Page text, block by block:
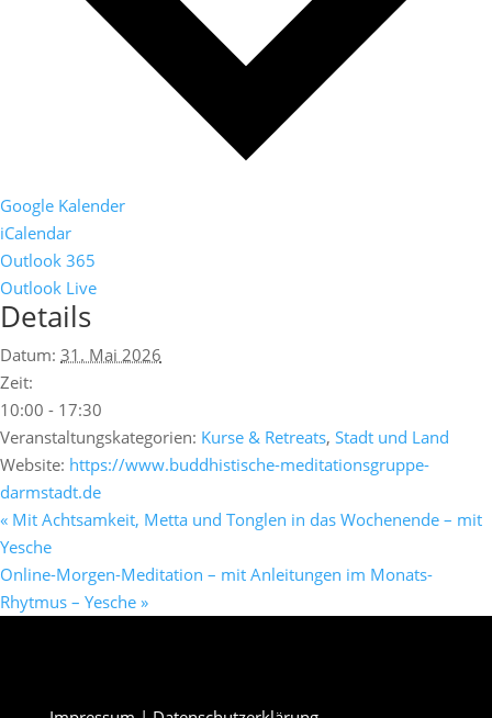
Google Kalender
iCalendar
Outlook 365
Outlook Live
Details
Datum: 31. Mai 2026
Zeit:
10:00 - 17:30
Veranstaltungskategorien: Kurse & Retreats, Stadt und Land
Website: https://www.buddhistische-meditationsgruppe-
darmstadt.de
« Mit Achtsamkeit, Metta und Tonglen in das Wochenende – mit
Yesche
Online-Morgen-Meditation – mit Anleitungen im Monats-
Rhytmus – Yesche »